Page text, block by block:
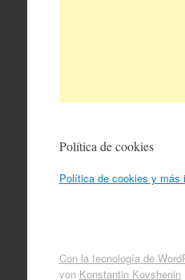
Política de cookies
Política de cookies y más
Con la tecnología de
von Konstantin Kovshenin